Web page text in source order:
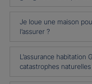
Je loue une maison
l’assurer ?
L’assurance habitation
catastrophes naturelles